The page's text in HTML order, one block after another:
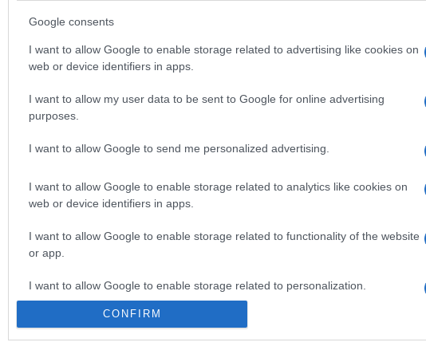
Google consents
I want to allow Google to enable storage related to advertising like cookies on
web or device identifiers in apps.
I want to allow my user data to be sent to Google for online advertising
purposes.
I want to allow Google to send me personalized advertising.
I want to allow Google to enable storage related to analytics like cookies on
web or device identifiers in apps.
I want to allow Google to enable storage related to functionality of the website
or app.
I want to allow Google to enable storage related to personalization.
I want to allow Google to enable storage related to security, including
authentication functionality and fraud prevention, and other user protection.
CONFIRM